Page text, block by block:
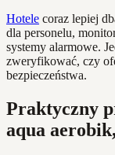
Hotele coraz lepiej
dla personelu,
systemy alarmowe.
zweryfikować, czy
bezpieczeństwa.
Praktyczny
aqua